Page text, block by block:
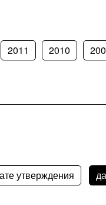
2011 2010
утверждения